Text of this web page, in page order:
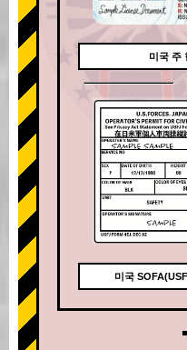
미국 주
미국